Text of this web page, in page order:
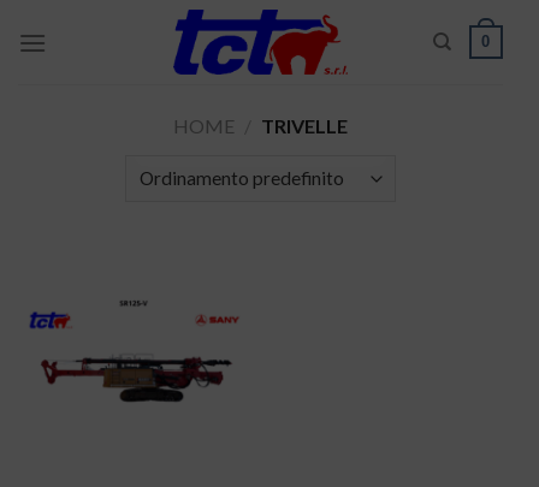
0
HOME TRIVELLE